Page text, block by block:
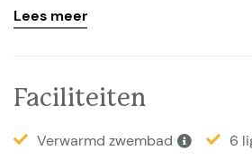
gunstige ligging, want binnen 2
loopafstand zijn de
tuin met meerdere terrassen,
Lees meer
Faciliteiten
Verwarmd zwembad
6